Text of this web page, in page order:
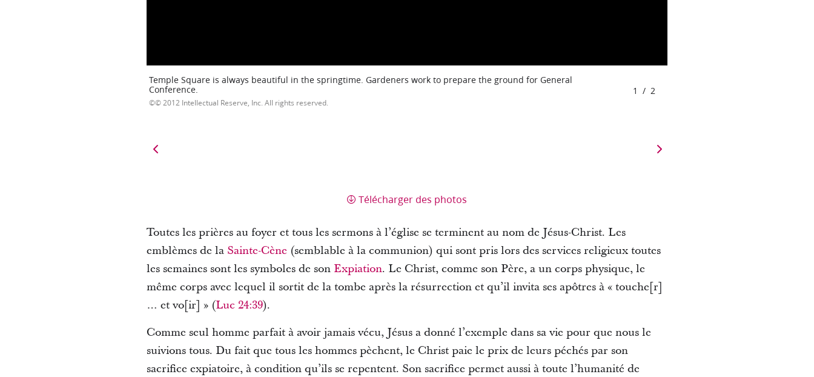
Temple Square is always beautiful in the springtime. Gardeners work to prepare the ground for General
Conference.
© 2012 Intellectual Reserve, Inc. All rights reserved.
1 / 2
Télécharger des photos
Toutes les prières au foyer et tous les sermons à l’église se terminent au nom de Jésus-Christ. Les
emblèmes de la Sainte-Cène (semblable à la communion) qui sont pris lors des services religieux toutes
les semaines sont les symboles de son Expiation. Le Christ, comme son Père, a un corps physique, le
même corps avec lequel il sortit de la tombe après la résurrection et qu’il invita ses apôtres à « touche[r]
… et vo[ir] » (Luc 24:39).
Comme seul homme parfait à avoir jamais vécu, Jésus a donné l’exemple dans sa vie pour que nous le
suivions tous. Du fait que tous les hommes pèchent, le Christ paie le prix de leurs péchés par son
sacrifice expiatoire, à condition qu’ils se repentent. Son sacrifice permet aussi à toute l’humanité de